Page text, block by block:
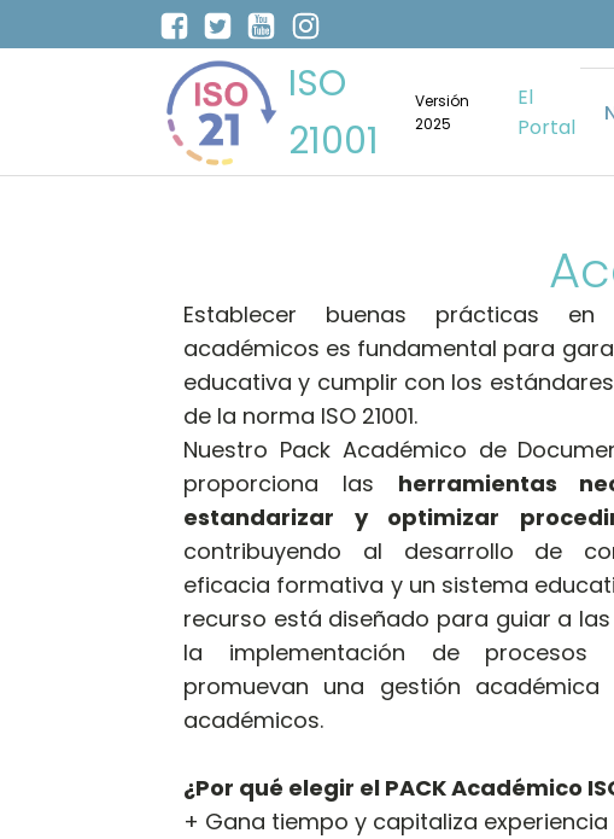
ISO
21001
Versión
2025
El
Portal
Establecer buenas prácticas
académicos es fundamental para
educativa y cumplir con los
de la norma ISO 21001.
Nuestro Pack Académico de
proporciona las herramientas
estandarizar y optimizar
contribuyendo al desarrollo de
eficacia formativa y un sistema
recurso está diseñado para guiar a
la implementación de procesos
promuevan una gestión académica
académicos.
¿Por qué elegir el PACK Académico
+ Gana tiempo y capitaliza experiencia